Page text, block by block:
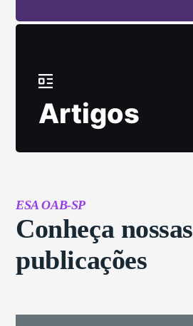
Artigos
ESA OAB-SP
Conheça nossas
publicações